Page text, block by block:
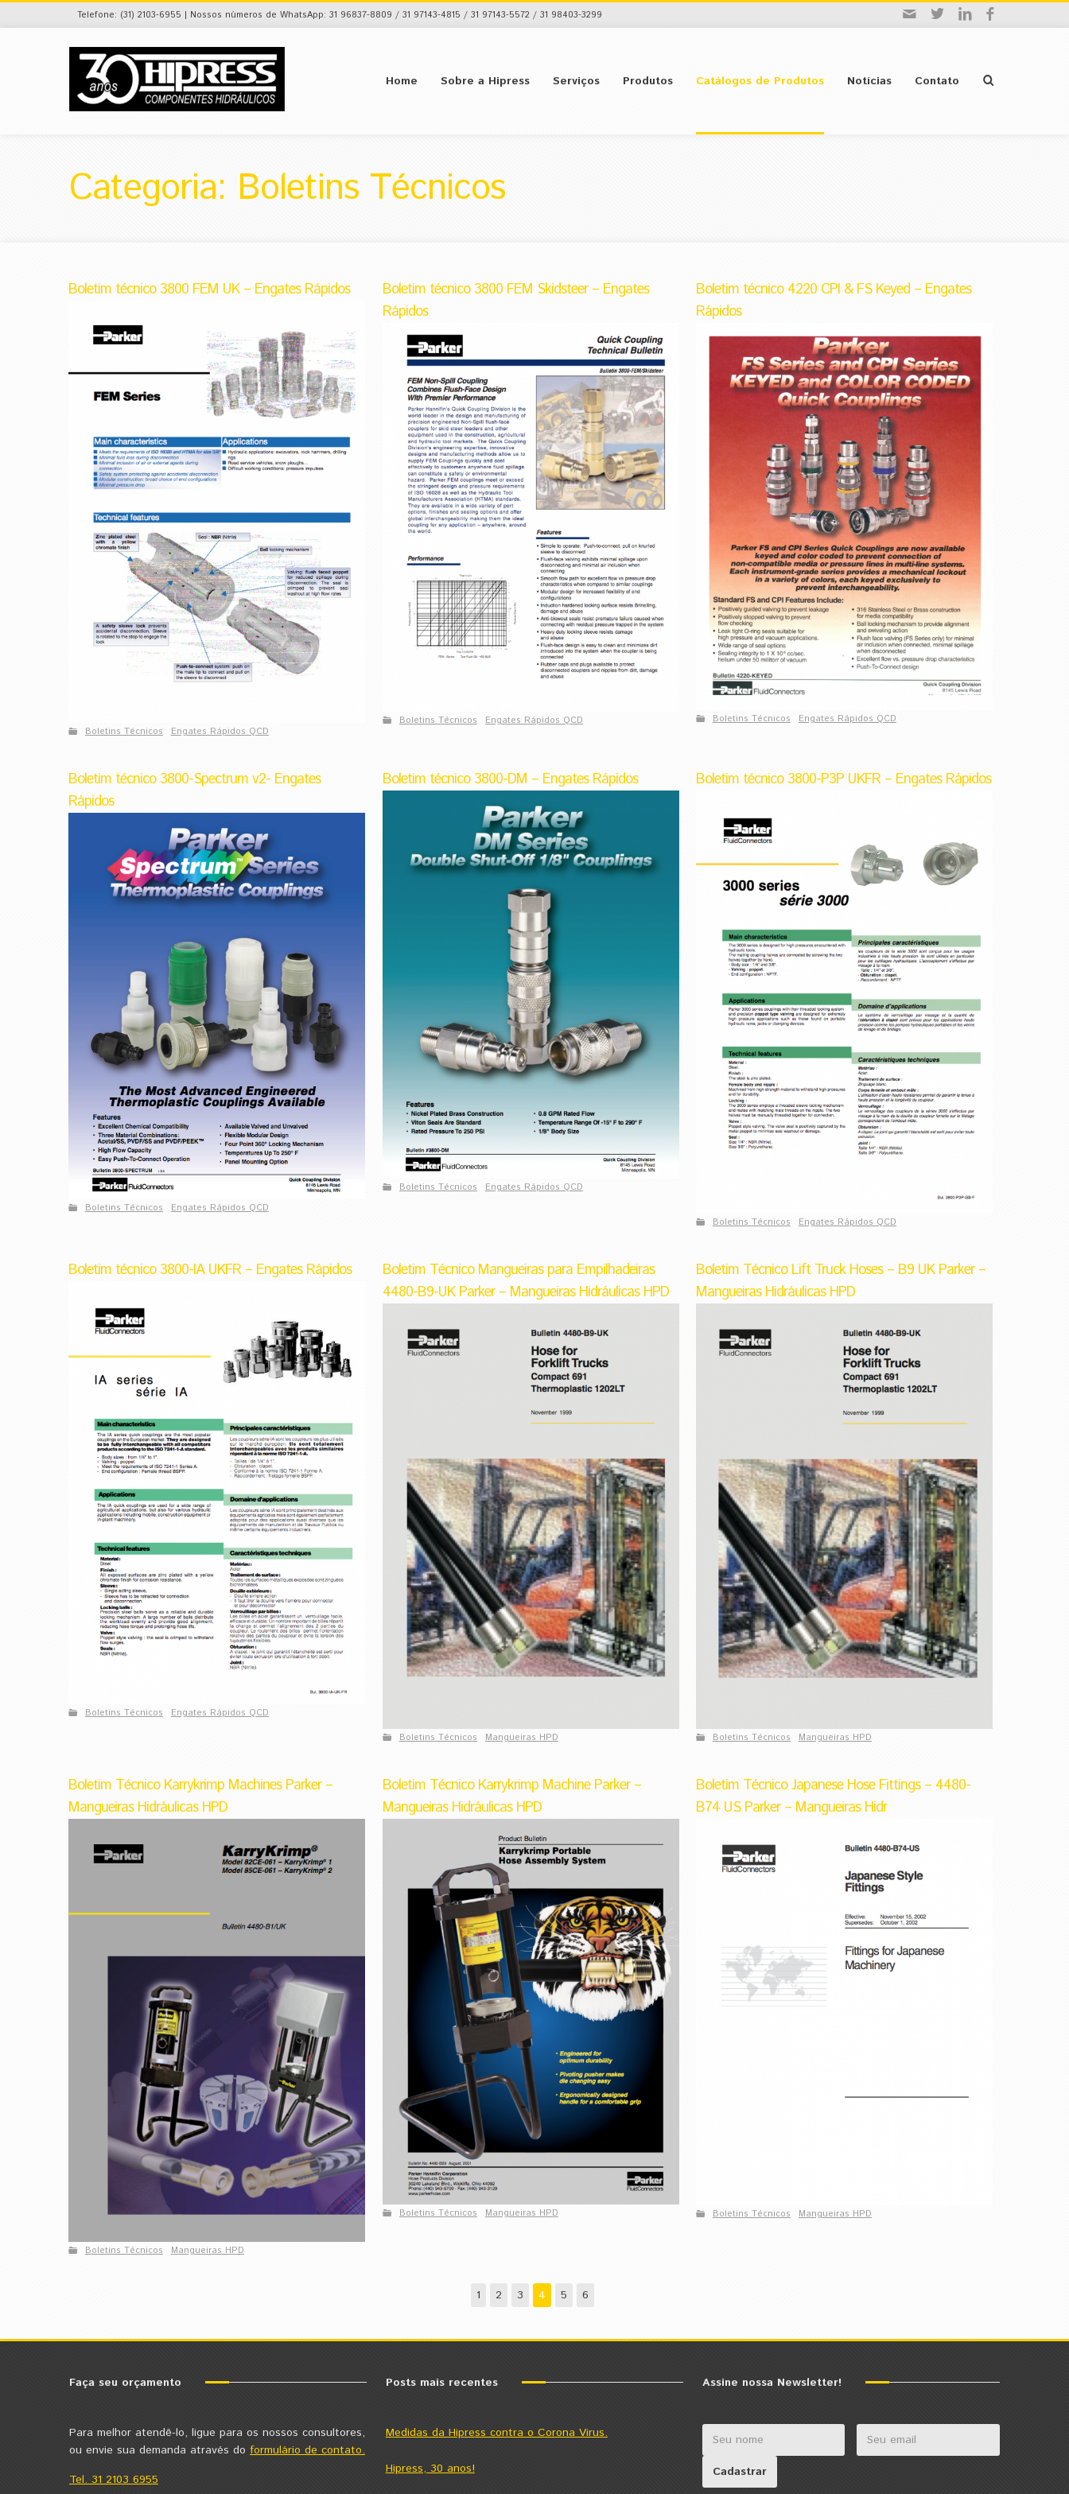
Telefone: (31) 2103-6955 | Nossos números de WhatsApp: 31 96837-8809 / 31 97143-4815 / 31 97143-5572 / 31 98403-3299
Home Sobre a Hipress Serviços Produtos Catálogos de Produtos Notícias Contato
Categoria: Boletins Técnicos
Boletim técnico 3800 FEM UK – Engates Rápidos
Boletins Técnicos Engates Rápidos QCD
Boletim técnico 3800 FEM Skidsteer – Engates
Rápidos
Boletins Técnicos Engates Rápidos QCD
Boletim técnico 4220 CPI & FS Keyed – Engates
Rápidos
Boletins Técnicos Engates Rápidos QCD
Boletim técnico 3800-Spectrum v2- Engates
Rápidos
Boletins Técnicos Engates Rápidos QCD
Boletim técnico 3800-DM – Engates Rápidos
Boletins Técnicos Engates Rápidos QCD
Boletim técnico 3800-P3P UKFR – Engates Rápidos
Boletins Técnicos Engates Rápidos QCD
Boletim técnico 3800-IA UKFR – Engates Rápidos
Boletins Técnicos Engates Rápidos QCD
Boletim Técnico Mangueiras para Empilhadeiras
4480-B9-UK Parker – Mangueiras Hidráulicas HPD
Boletins Técnicos Mangueiras HPD
Boletim Técnico Lift Truck Hoses – B9 UK Parker –
Mangueiras Hidráulicas HPD
Boletins Técnicos Mangueiras HPD
Boletim Técnico Karrykrimp Machines Parker –
Mangueiras Hidráulicas HPD
Boletins Técnicos Mangueiras HPD
Boletim Técnico Karrykrimp Machine Parker –
Mangueiras Hidráulicas HPD
Boletins Técnicos Mangueiras HPD
Boletim Técnico Japanese Hose Fittings – 4480-
B74 US Parker – Mangueiras Hidr
Boletins Técnicos Mangueiras HPD
1 2 3 4 5 6
Faça seu orçamento
Para melhor atendê-lo, ligue para os nossos consultores,
ou envie sua demanda através do formulário de contato.
Tel. 31 2103 6955
Posts mais recentes
Medidas da Hipress contra o Corona Virus.
Hipress, 30 anos!
Assine nossa Newsletter!